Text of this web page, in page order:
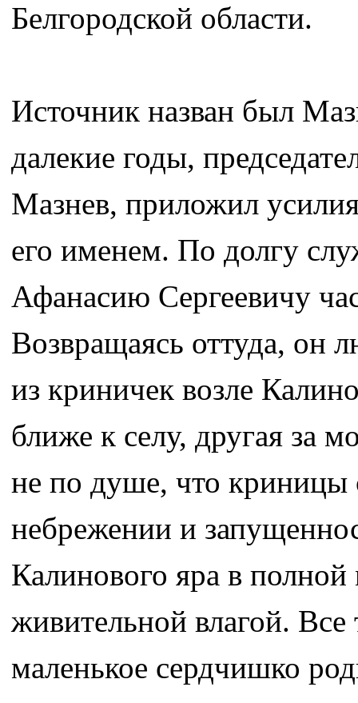
Белгородской области.
Источник назван был
далекие годы,
Мазнев, приложил
его именем. По долгу
Афанасию Сергеевичу
Возвращаясь оттуда, он
из криничек возле
ближе к селу, другая за
не по душе, что криницы
небрежении и
Калинового яра в полной
живительной влагой.
маленькое сердчишко